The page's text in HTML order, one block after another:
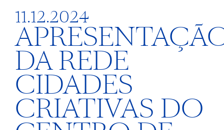
11.12.2024
DA REDE
CIDADES
CRIATIVAS DO